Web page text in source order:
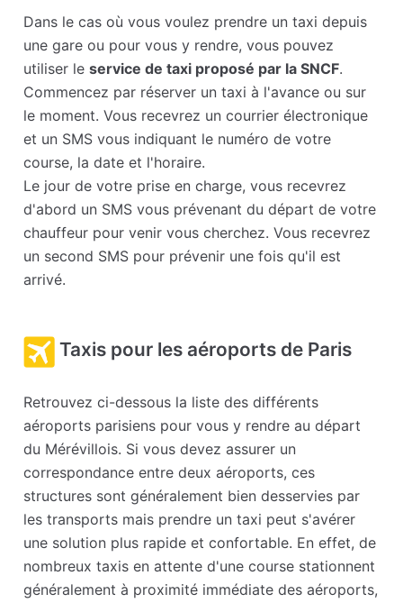
Dans le cas où vous voulez prendre un taxi depuis
une gare ou pour vous y rendre, vous pouvez
utiliser leservice de taxi proposé par la SNCF.
Commencez par réserver un taxi à l'avance ou sur
le moment. Vous recevrez un courrier électronique
et un SMS vous indiquant le numéro de votre
course, la date et l'horaire.
Le jour de votre prise en charge, vous recevrez
d'abord un SMS vous prévenant du départ de votre
chauffeur pour venir vous cherchez. Vous recevrez
un second SMS pour prévenir une fois qu'il est
arrivé.
Taxis pour les aéroports de Paris
Retrouvez ci-dessous la liste des différents
aéroports parisiens pour vous y rendre au départ
du Mérévillois. Si vous devez assurer un
correspondance entre deux aéroports, ces
structures sont généralement bien desservies par
les transports mais prendre un taxi peut s'avérer
une solution plus rapide et confortable. En effet, de
nombreux taxis en attente d'une course stationnent
généralement à proximité immédiate des aéroports,